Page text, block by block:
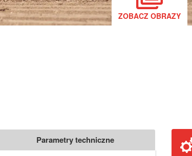
ZOBACZ OBRAZY
Parametry techniczne